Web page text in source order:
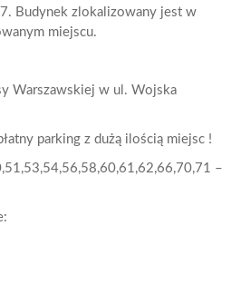
Budynek zlokalizowany jest w
miejscu.
Warszawskiej w ul. Wojska
parking z dużą ilością miejsc !
–